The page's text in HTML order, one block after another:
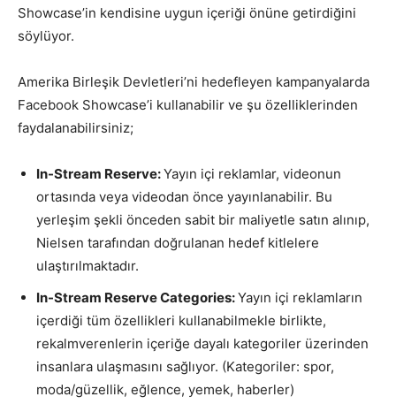
Showcase’in kendisine uygun içeriği önüne getirdiğini
söylüyor.
Amerika Birleşik Devletleri’ni hedefleyen kampanyalarda
Facebook Showcase’i kullanabilir ve şu özelliklerinden
faydalanabilirsiniz;
In-Stream Reserve:Yayın içi reklamlar, videonun
ortasında veya videodan önce yayınlanabilir. Bu
yerleşim şekli önceden sabit bir maliyetle satın alınıp,
Nielsen tarafından doğrulanan hedef kitlelere
ulaştırılmaktadır.
In-Stream Reserve Categories:Yayın içi reklamların
içerdiği tüm özellikleri kullanabilmekle birlikte,
rekalmverenlerin içeriğe dayalı kategoriler üzerinden
insanlara ulaşmasını sağlıyor. (Kategoriler: spor,
moda/güzellik, eğlence, yemek, haberler)